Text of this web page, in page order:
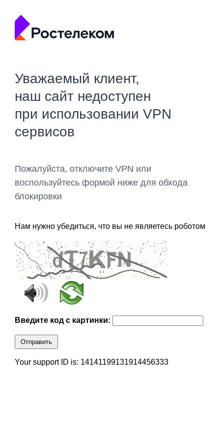
Уважаемый клиент,
наш сайт недоступен
при использовании VPN
сервисов
Пожалуйста, отключите VPN или
воспользуйтесь формой ниже для обхода
блокировки
Нам нужно убедиться, что вы не являетесь роботом
Введите код с картинки:
Отправить
Your support ID is: 14141199131914456333